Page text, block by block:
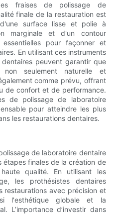
fraises de polissage de
finale de la restauration est
surface lisse et polie à
marginale et d'un contour
pour façonner et
En utilisant ces instruments
peuvent garantir que
seulement naturelle et
comme prévu, offrant
de confort et de performance.
de polissage de laboratoire
pour atteindre les plus
les restaurations dentaires.
de laboratoire dentaire
étapes finales de la création de
qualité. En utilisant les
les prothésistes dentaires
restaurations avec précision et
l'esthétique globale et la
L’importance d’investir dans